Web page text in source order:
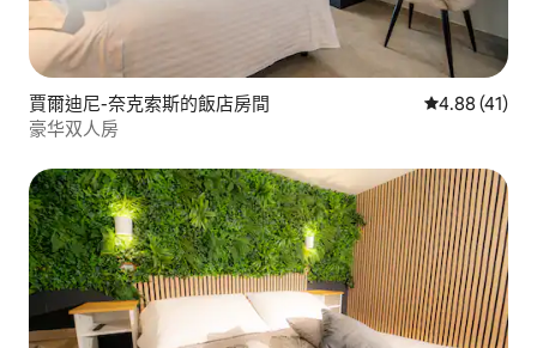
賈爾迪尼-奈克索斯的飯店房間 從 41 則評價
4.88 (41)
豪华双人房